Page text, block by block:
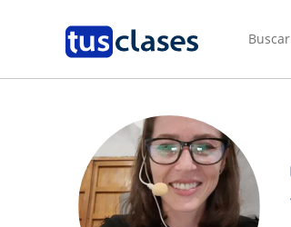
Buscar